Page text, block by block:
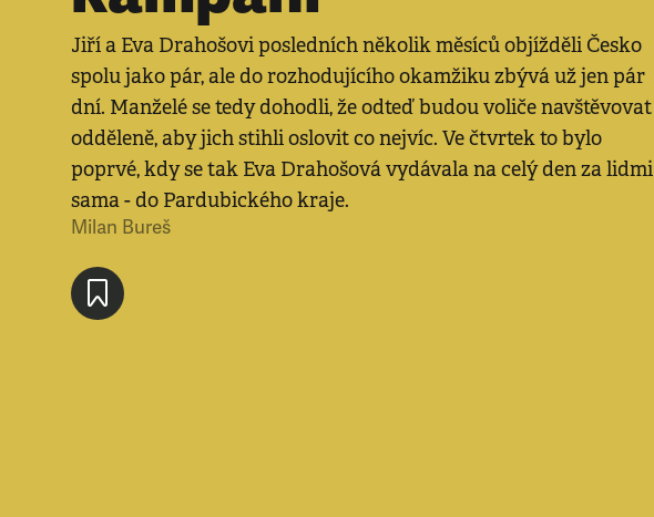
Jiří a Eva Drahošovi posledních několik měsíců objížděli Česko
spolu jako pár, ale do rozhodujícího okamžiku zbývá už jen pár
dní. Manželé se tedy dohodli, že odteď budou voliče navštěvovat
odděleně, aby jich stihli oslovit co nejvíc. Ve čtvrtek to bylo
poprvé, kdy se tak Eva Drahošová vydávala na celý den za lidmi
sama - do Pardubického kraje.
Milan Bureš